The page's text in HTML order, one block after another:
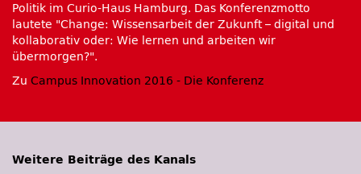
Politik im Curio-Haus Hamburg. Das Konferenzmotto
lautete
Change: Wissensarbeit der Zukunft – digital und
kollaborativ oder: Wie lernen und arbeiten wir
übermorgen? .
Zu Campus Innovation 2016 - Die Konferenz
Weitere Beiträge des Kanals